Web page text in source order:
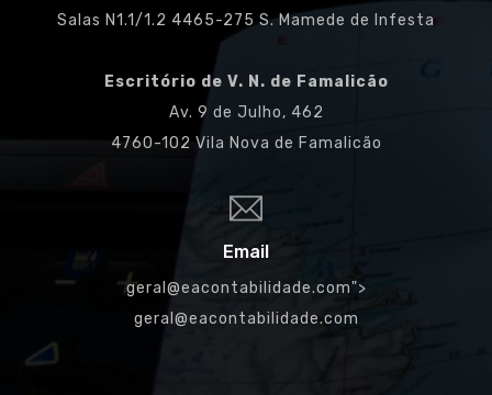
Salas N1.1/1.2 4465-275 S. Mamede de Infesta
Escritório de V. N. de Famalicão
Av. 9 de Julho, 462
4760-102 Vila Nova de Famalicão
Email
geral@eacontabilidade.com">
geral@eacontabilidade.com